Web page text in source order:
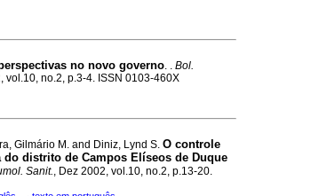
no novo governo. . Bol.
vol.10, no.2, p.3-4. ISSN 0103-460X
Gilmário M. and Diniz, Lynd S. O controle
do distrito de Campos Elíseos de Duque
Sanit., Dez 2002, vol.10, no.2, p.13-20.